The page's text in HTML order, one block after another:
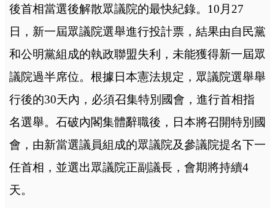
後首相當選後解散眾議院的最快紀錄。10月27
日，新一屆眾議院選舉進行投計票，結果由自民黨
和公明黨組成的執政聯盟失利，未能獲得新一屆眾
議院過半席位。根據日本憲法規定，眾議院選舉舉
行後的30天內，必須召集特別國會，進行首相指
名選舉。石破內閣集體辭職後，日本將召開特別國
會，由新當選議員組成的眾議院及參議院提名下一
任首相，並選出眾議院正副議長，會期將持續4
天。